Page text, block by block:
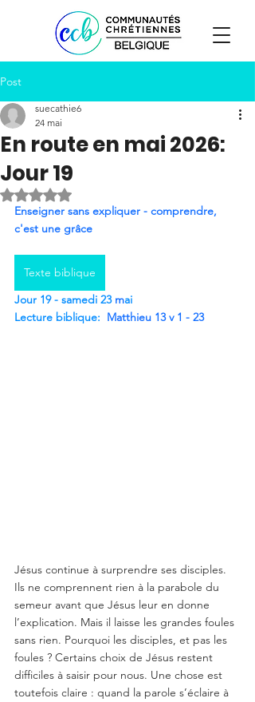
Post
En route en mai 2026:
Jour 19
suecathie6
24 mai
Noté NaN étoiles sur 5.
Enseigner sans expliquer - comprendre,
c'est une grâce
Texte biblique
Jour 19 - samedi 23 mai
Lecture biblique: Matthieu 13 v 1 - 23
Jésus continue à surprendre ses disciples.
Ils ne comprennent rien à la parabole du
semeur avant que Jésus leur en donne
l’explication. Mais il laisse les grandes foules
sans rien. Pourquoi les disciples, et pas les
foules ? Certains choix de Jésus restent
difficiles à saisir pour nous. Une chose est
toutefois claire : quand la parole s’éclaire à